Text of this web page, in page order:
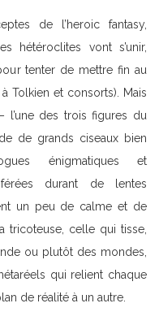
de l’heroic fantasy,
hétéroclites vont s’unir,
tenter de mettre fin au
Tolkien et consorts). Mais
l’une des trois figures du
de grands ciseaux bien
énigmatiques et
durant de lentes
un peu de calme et de
tricoteuse, celle qui tisse,
ou plutôt des mondes,
qui relient chaque
de réalité à un autre.